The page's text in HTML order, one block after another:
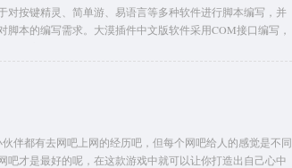
按键精灵、简单游、易语言等多种软件进行脚本编写，并
本的编写需求。大漠插件中文版软件采用COM接口编写，
伴都有去网吧上网的经历吧，但每个网吧给人的感觉是不同
才是最好的呢，在这款游戏中就可以让你打造出自己心中